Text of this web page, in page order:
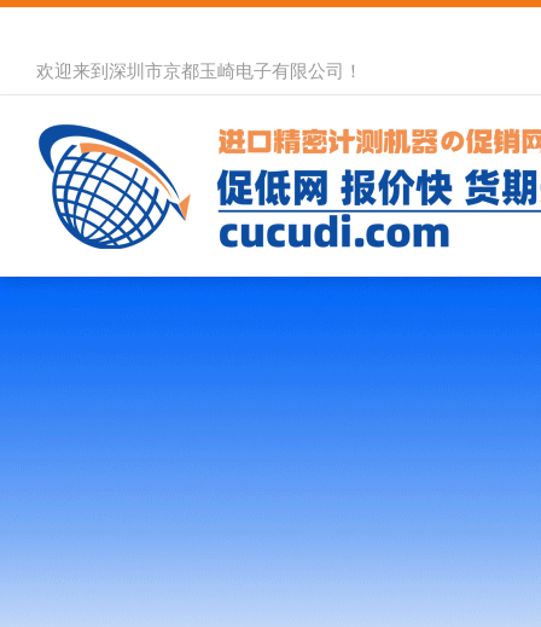
欢迎来到深圳市京都玉崎电子有限公司！